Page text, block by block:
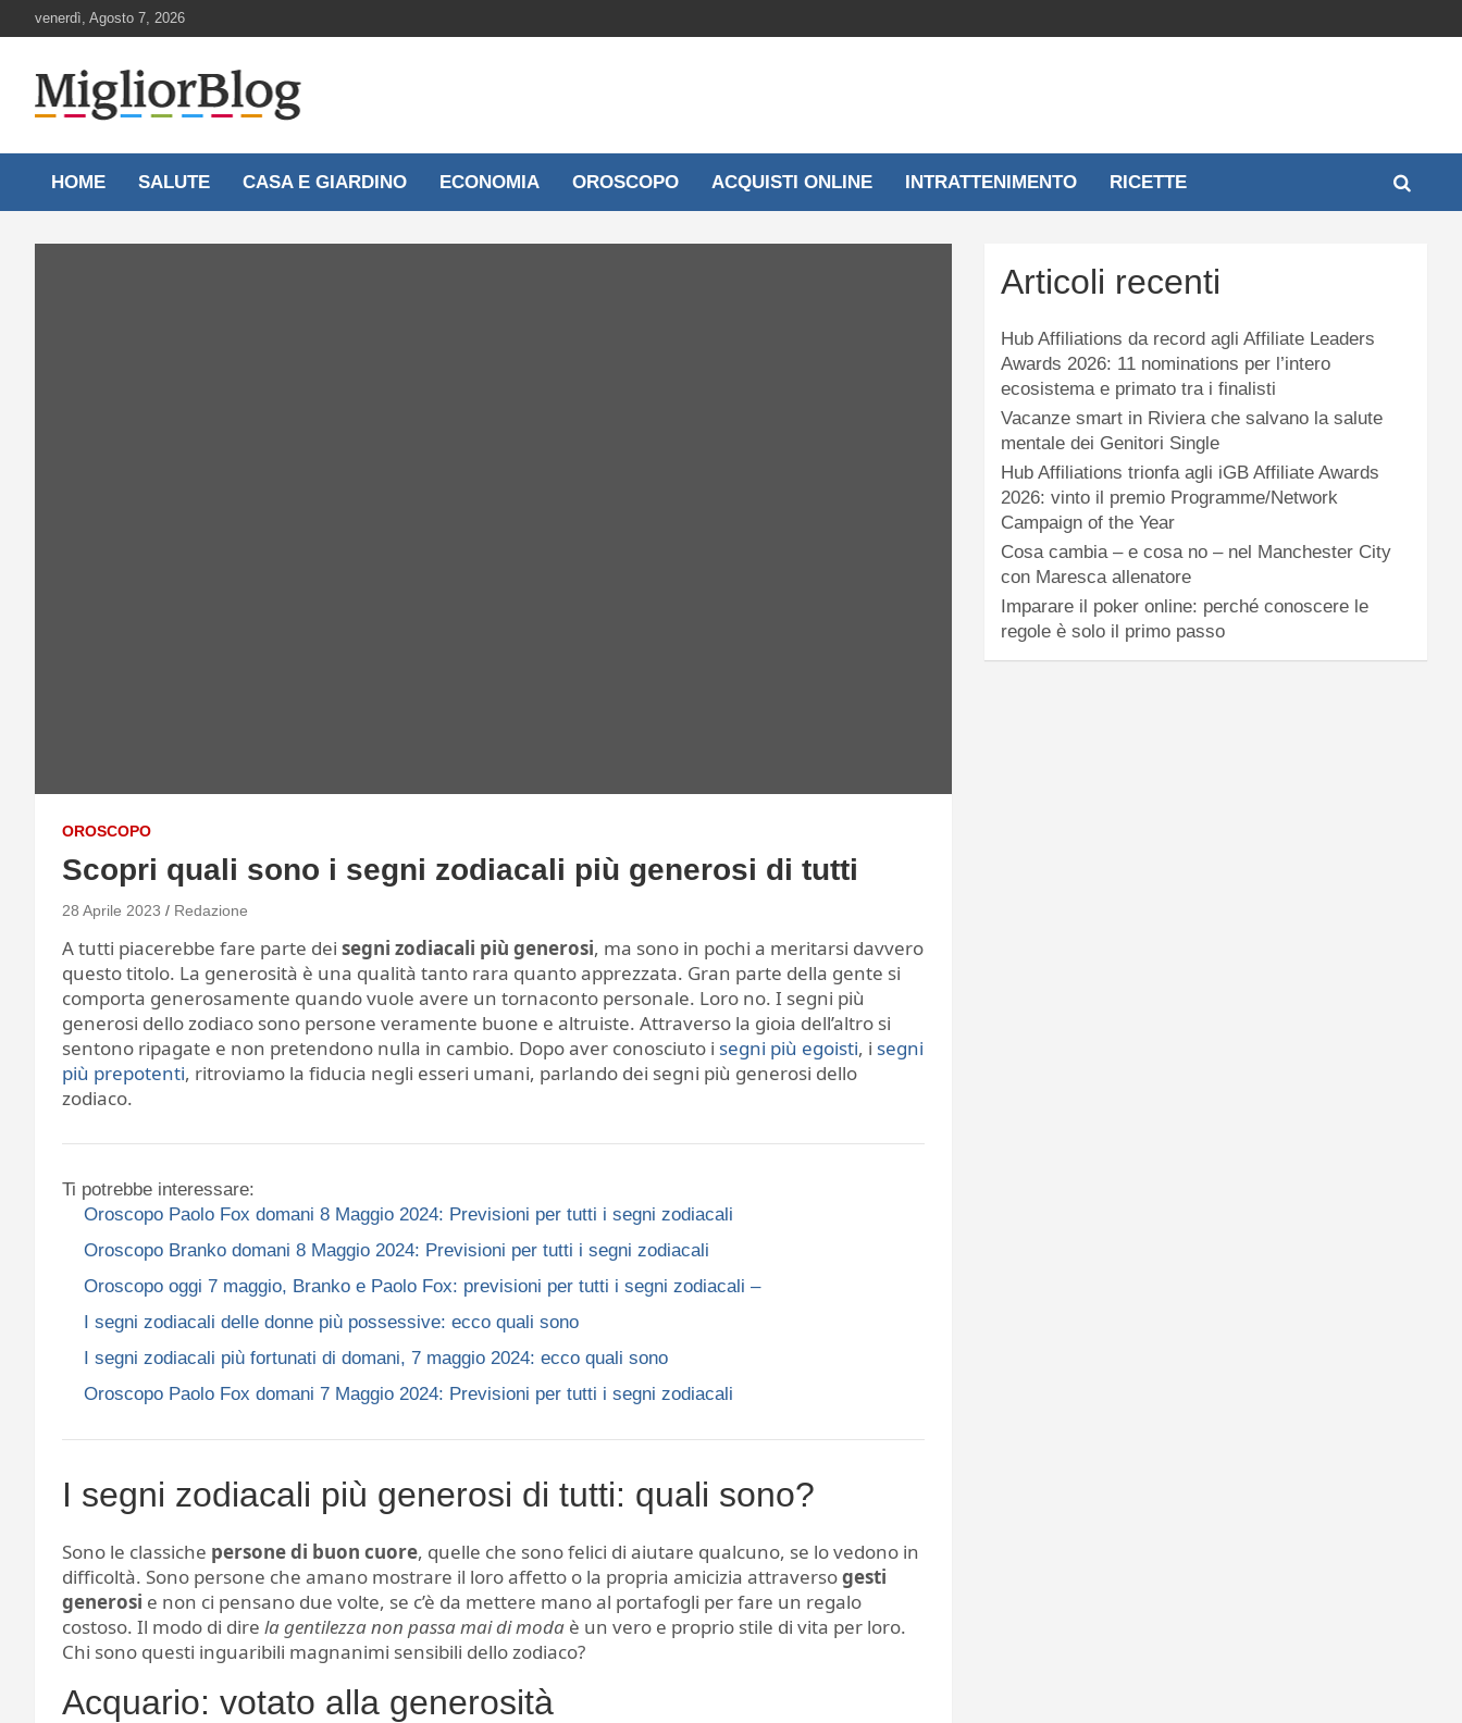
to
venerdì, Agosto 7, 2026
MigliorBlog.it
HOME SALUTE CASA E GIARDINO ECONOMIA OROSCOPO ACQUISTI ONLINE INTRATTENIMENTO RICETTE
OROSCOPO
Scopri quali sono i segni zodiacali più generosi di tutti
28 Aprile 2023 Redazione
A tutti piacerebbe fare parte dei segni zodiacali più generosi, ma sono in pochi a meritarsi davvero
questo titolo. La generosità è una qualità tanto rara quanto apprezzata. Gran parte della gente si
comporta generosamente quando vuole avere un tornaconto personale. Loro no. I segni più
generosi dello zodiaco sono persone veramente buone e altruiste. Attraverso la gioia dell’altro si
sentono ripagate e non pretendono nulla in cambio. Dopo aver conosciuto i segni più egoisti, i segni
più prepotenti, ritroviamo la fiducia negli esseri umani, parlando dei segni più generosi dello
zodiaco.
Ti potrebbe interessare:
Oroscopo Paolo Fox domani 8 Maggio 2024: Previsioni per tutti i segni zodiacali​​​​​
Oroscopo Branko domani 8 Maggio 2024: Previsioni per tutti i segni zodiacali​​​​​
Oroscopo oggi 7 maggio, Branko e Paolo Fox: previsioni per tutti i segni zodiacali –
I segni zodiacali delle donne più possessive: ecco quali sono
I segni zodiacali più fortunati di domani, 7 maggio 2024: ecco quali sono
Oroscopo Paolo Fox domani 7 Maggio 2024: Previsioni per tutti i segni zodiacali​​​​​
I segni zodiacali più generosi di tutti: quali sono?
Sono le classiche persone di buon cuore, quelle che sono felici di aiutare qualcuno, se lo vedono in
difficoltà. Sono persone che amano mostrare il loro affetto o la propria amicizia attraversogesti
generosi e non ci pensano due volte, se c’è da mettere mano al portafogli per fare un regalo
costoso. Il modo di dire la gentilezza non passa mai di moda è un vero e proprio stile di vita per loro.
Chi sono questi inguaribili magnanimi sensibili dello zodiaco?
Acquario: votato alla generosità
Articoli recenti
Hub Affiliations da record agli Affiliate Leaders
Awards 2026: 11 nominations per l’intero
ecosistema e primato tra i finalisti
Vacanze smart in Riviera che salvano la salute
mentale dei Genitori Single
Hub Affiliations trionfa agli iGB Affiliate Awards
2026: vinto il premio Programme/Network
Campaign of the Year
Cosa cambia – e cosa no – nel Manchester City
con Maresca allenatore
Imparare il poker online: perché conoscere le
regole è solo il primo passo